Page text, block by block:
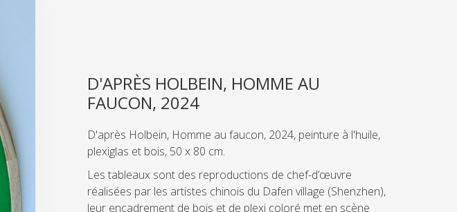
D'APRÈS HOLBEIN, HOMME AU
FAUCON, 2024
D'après Holbein, Homme au faucon, 2024, peinture à l'huile,
plexiglas et bois, 50 x 80 cm.
Les tableaux sont des reproductions de chef-d’œuvre
réalisées par les artistes chinois du Dafen village (Shenzhen),
leur encadrement de bois et de plexi coloré met en scène